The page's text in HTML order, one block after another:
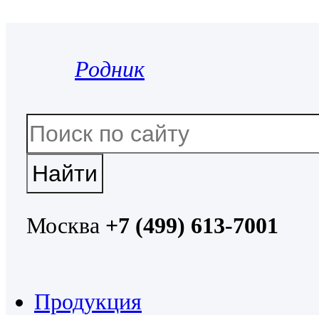
Родник
Москва +7 (499) 613-7001
Продукция